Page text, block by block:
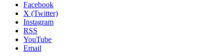
Facebook
X (Twitter)
Instagram
RSS
YouTube
Email